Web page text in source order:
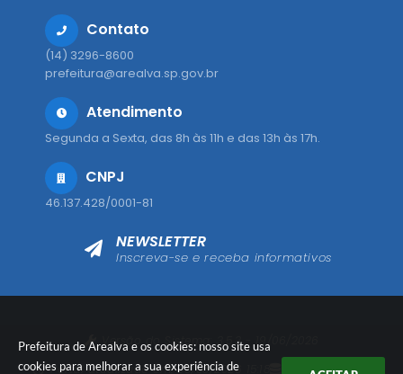
Prefeitura de Arealva e os cookies: nosso site usa
cookies para melhorar a sua experiência de
Contato
(14) 3296-8600
prefeitura@arealva.sp.gov.br
Atendimento
Segunda a Sexta, das 8h às 11h e das 13h às 17h.
CNPJ
46.137.428/0001-81
NEWSLETTER
Inscreva-se e receba informativos
Versão do Sistema:
3.5.3 - 19/06/2026
Portal atualizado em:08/08/2026 15:18 Dados Abertos